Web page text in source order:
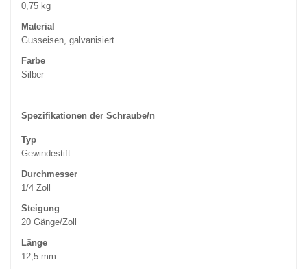
0,75 kg
Material
Gusseisen, galvanisiert
Farbe
Silber
Spezifikationen der Schraube/n
Typ
Gewindestift
Durchmesser
1/4 Zoll
Steigung
20 Gänge/Zoll
Länge
12,5 mm